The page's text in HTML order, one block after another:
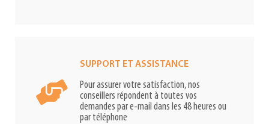
SUPPORT ET ASSISTANCE
Pour assurer votre satisfaction, nos
conseillers répondent à toutes vos
demandes par e-mail dans les 48 heures ou
par téléphone